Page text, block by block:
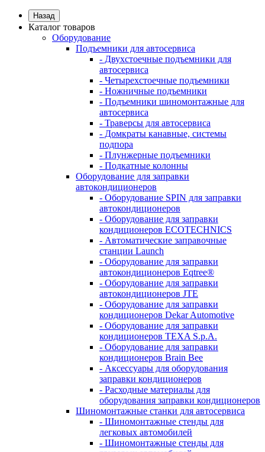
Назад
Каталог товаров
Оборудование
Подъемники для автосервиса
- Двухстоечные подъемники для
автосервиса
- Четырехстоечные подъемники
- Ножничные подъемники
- Подъемники шиномонтажные для
автосервиса
- Траверсы для автосервиса
- Домкраты канавные, системы
подпора
- Плунжерные подъемники
- Подкатные колонны
Оборудование для заправки
автокондиционеров
- Оборудование SPIN для заправки
автокондиционеров
- Оборудование для заправки
кондиционеров ECOTECHNICS
- Автоматические заправочные
станции Launch
- Оборудование для заправки
автокондиционеров Eqtree®
- Оборудование для заправки
автокондиционеров JTE
- Оборудование для заправки
кондиционеров Dekar Automotive
- Оборудование для заправки
кондиционеров TEXA S.p.A.
- Оборудование для заправки
кондиционеров Brain Bee
- Аксессуары для оборудования
заправки кондиционеров
- Расходные материалы для
оборудования заправки кондиционеров
Шиномонтажные станки для автосервиса
- Шиномонтажные стенды для
легковых автомобилей
- Шиномонтажные стенды для